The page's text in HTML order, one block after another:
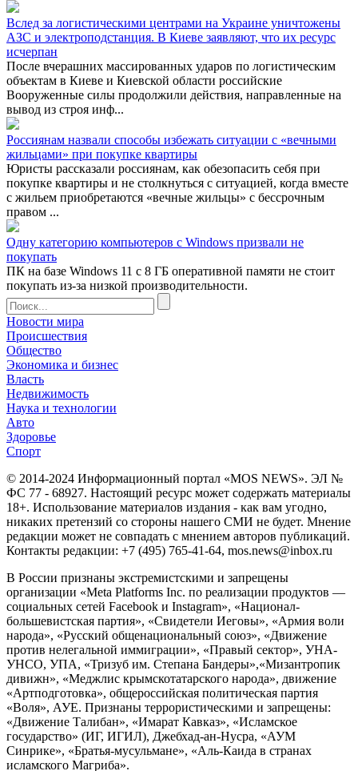
Вслед за логистическими центрами на Украине уничтожены
АЗС и электроподстанция. В Киеве заявляют, что их ресурс
исчерпан
После вчерашних массированных ударов по логистическим
объектам в Киеве и Киевской области российские
Вооруженные силы продолжили действия, направленные на
вывод из строя инф...
Россиянам назвали способы избежать ситуации с «вечными
жильцами» при покупке квартиры
Юристы рассказали россиянам, как обезопасить себя при
покупке квартиры и не столкнуться с ситуацией, когда вместе
с жильем приобретаются «вечные жильцы» с бессрочным
правом ...
Одну категорию компьютеров с Windows призвали не
покупать
ПК на базе Windows 11 с 8 ГБ оперативной памяти не стоит
покупать из-за низкой производительности.
Новости мира
Происшествия
Общество
Экономика и бизнес
Власть
Недвижимость
Наука и технологии
Авто
Здоровье
Спорт
© 2014-2024 Информационный портал «MOS NEWS». ЭЛ №
ФС 77 - 68927. Настоящий ресурс может содержать материалы
18+. Использование материалов издания - как вам угодно,
никаких претензий со стороны нашего СМИ не будет. Мнение
редакции может не совпадать с мнением авторов публикаций.
Контакты редакции: +7 (495) 765-41-64, mos.news@inbox.ru
В России признаны экстремистскими и запрещены
организации «Meta Platforms Inc. по реализации продуктов —
социальных сетей Facebook и Instagram», «Национал-
большевистская партия», «Свидетели Иеговы», «Армия воли
народа», «Русский общенациональный союз», «Движение
против нелегальной иммиграции», «Правый сектор», УНА-
УНСО, УПА, «Тризуб им. Степана Бандеры»,«Мизантропик
дивижн», «Меджлис крымскотатарского народа», движение
«Артподготовка», общероссийская политическая партия
«Воля», АУЕ. Признаны террористическими и запрещены:
«Движение Талибан», «Имарат Кавказ», «Исламское
государство» (ИГ, ИГИЛ), Джебхад-ан-Нусра, «АУМ
Синрике», «Братья-мусульмане», «Аль-Каида в странах
исламского Магриба».